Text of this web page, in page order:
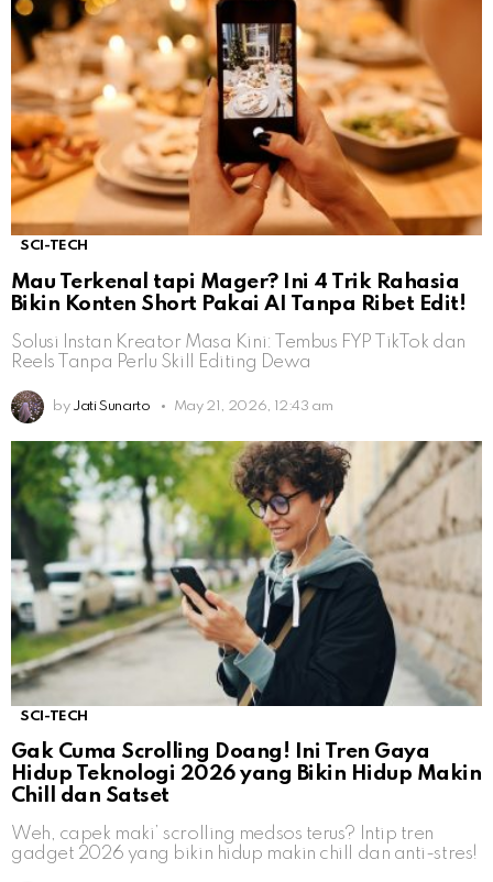
SCI-TECH
Mau Terkenal tapi Mager? Ini 4 Trik Rahasia
Bikin Konten Short Pakai AI Tanpa Ribet Edit!
Solusi Instan Kreator Masa Kini: Tembus FYP TikTok dan
Reels Tanpa Perlu Skill Editing Dewa
by Jati Sunarto May 21, 2026, 12:43 am
SCI-TECH
Gak Cuma Scrolling Doang! Ini Tren Gaya
Hidup Teknologi 2026 yang Bikin Hidup Makin
Chill dan Satset
Weh, capek maki’ scrolling medsos terus? Intip tren
gadget 2026 yang bikin hidup makin chill dan anti-stres!